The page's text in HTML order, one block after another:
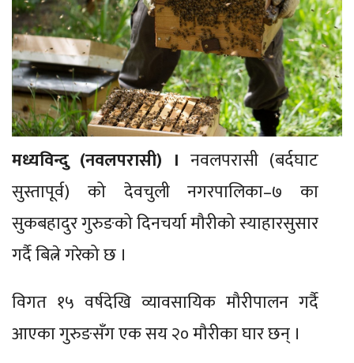
मध्यविन्दु (नवलपरासी) । नवलपरासी (बर्दघाट
सुस्तापूर्व) को देवचुली नगरपालिका–७ का
सुकबहादुर गुरुङको दिनचर्या मौरीको स्याहारसुसार
गर्दै बित्ने गरेको छ ।
विगत १५ वर्षदेखि व्यावसायिक मौरीपालन गर्दै
आएका गुरुङसँग एक सय २० मौरीका घार छन् ।